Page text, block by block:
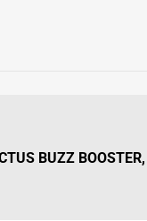
BUZZ